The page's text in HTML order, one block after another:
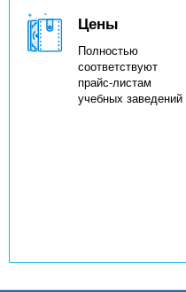
Цены
Полностью
соответствуют
прайс-листам
учебных заведений